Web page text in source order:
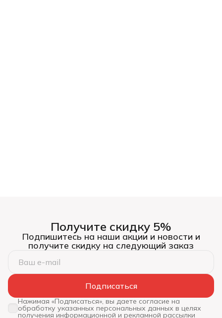
Получите скидку 5%
Подпишитесь на наши акции и новости и
получите скидку на следующий заказ
Подписаться
Нажимая «Подписаться», вы даете согласие на
обработку указанных персональных данных в целях
получения информационной и рекламной рассылки